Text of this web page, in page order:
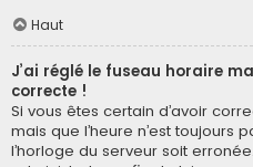
Haut
J’ai réglé le fuseau horaire
correcte !
Si vous êtes certain d’avoir
mais que l’heure n’est toujours
l’horloge du serveur soit